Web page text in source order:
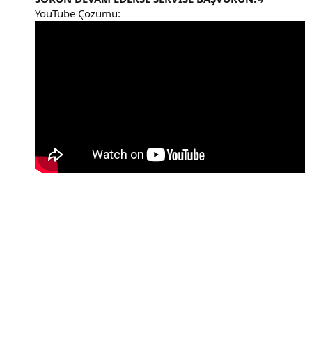
YouTube Çözümü: